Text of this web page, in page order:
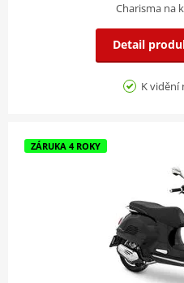
Charisma na
Detail
K vidění
ZÁRUKA 4 ROKY